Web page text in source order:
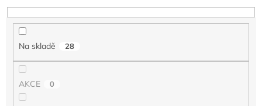
u
Na skladě 28
AKCE 0